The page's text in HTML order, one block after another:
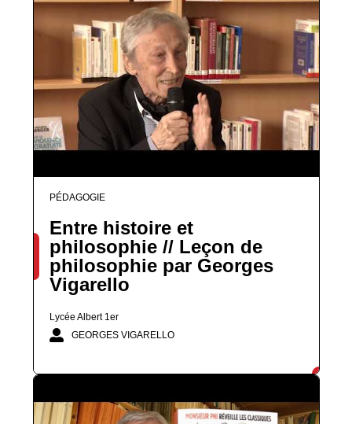
PÉDAGOGIE
Entre histoire et
philosophie // Leçon de
philosophie par Georges
Vigarello
Lycée Albert 1er
GEORGES VIGARELLO